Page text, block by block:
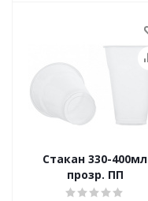
Стакан 330-400мл
прозр. ПП